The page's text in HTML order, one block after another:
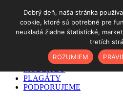
contentDOMOV
✓ AKO NA TO
PODCAST
PLAGÁTY
PODPORUJEME
Dobrý deň, naša stránka
cookie, ktoré sú potrebné pre
neukladá žiadne štatistické,
tretích
ROZUMIEM